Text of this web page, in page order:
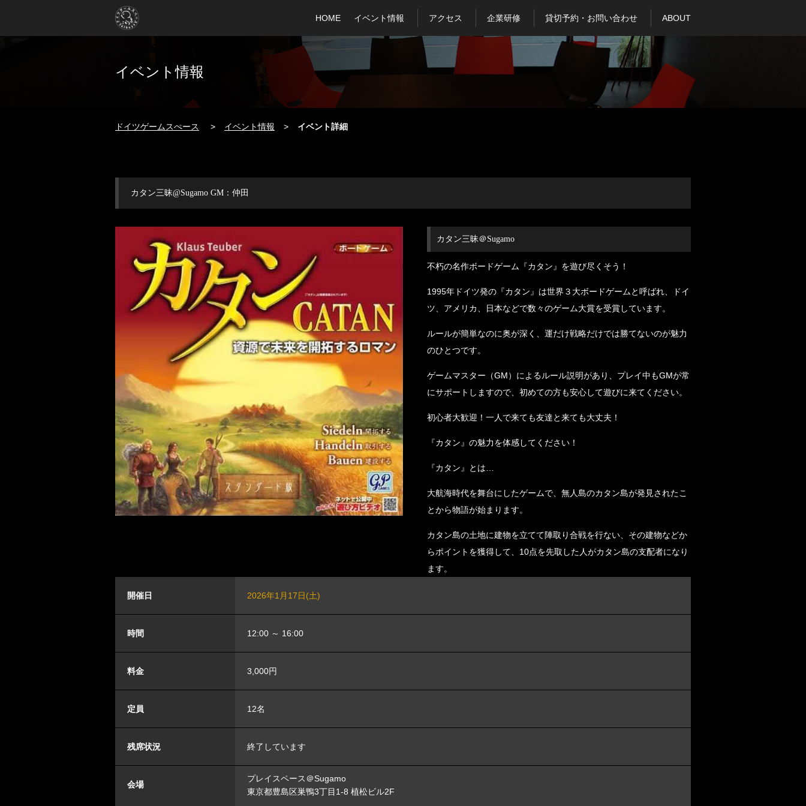
HOME イベント情報 アクセス 企業研修 貸切予約・お問い合わせ ABOUT
イベント情報
ドイツゲームスぺース イベント情報 イベント詳細
カタン三昧@Sugamo GM：仲田
カタン三昧＠Sugamo
不朽の名作ボードゲーム『カタン』を遊び尽くそう！
1995年ドイツ発の『カタン』は世界３大ボードゲームと呼ばれ、ドイ
ツ、アメリカ、日本などで数々のゲーム大賞を受賞しています。
ルールが簡単なのに奥が深く、運だけ戦略だけでは勝てないのが魅力
のひとつです。
ゲームマスター（GM）によるルール説明があり、プレイ中もGMが常
にサポートしますので、初めての方も安心して遊びに来てください。
初心者大歓迎！一人で来ても友達と来ても大丈夫！
『カタン』の魅力を体感してください！
『カタン』とは…
大航海時代を舞台にしたゲームで、無人島のカタン島が発見されたこ
とから物語が始まります。
カタン島の土地に建物を立てて陣取り合戦を行ない、その建物などか
らポイントを獲得して、10点を先取した人がカタン島の支配者になり
ます。
開催日 2026年1月17日(土)
時間 12:00 ～ 16:00
料金 3,000円
定員 12名
残席状況 終了しています
会場
プレイスペース＠Sugamo
東京都豊島区巣鴨3丁目1-8 植松ビル2F